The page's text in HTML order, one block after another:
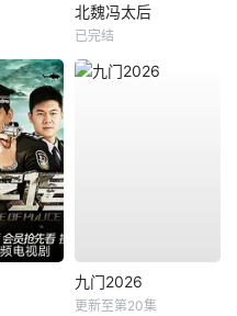
北魏冯太后
已完结
九门2026
更新至第20集